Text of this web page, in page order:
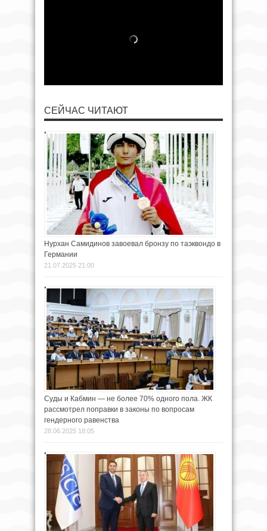
СЕЙЧАС ЧИТАЮТ
Нурхан Самидинов завоевал бронзу по таэквондо в
Германии
21.07.2025 21:00
Суды и Кабмин — не более 70% одного пола. ЖК
рассмотрел поправки в законы по вопросам
гендерного равенства
28.06.2025 18:05